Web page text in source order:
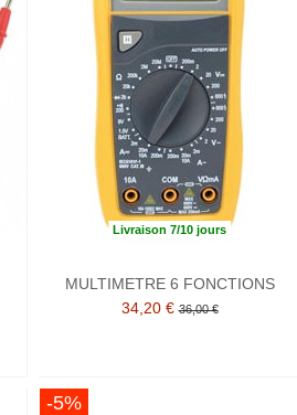
Livraison 7/10 jours
MULTIMETRE 6 FONCTIONS
34,20 € 36,00 €
-5%